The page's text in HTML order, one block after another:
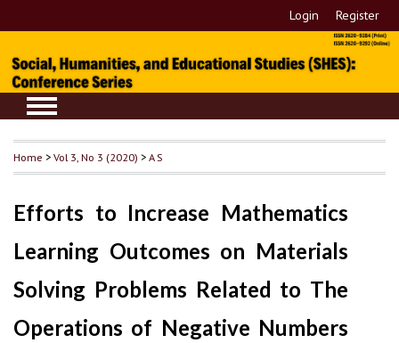
Login Register
Home >Vol 3, No 3 (2020) >A S
Efforts to Increase Mathematics
Learning Outcomes on Materials
Solving Problems Related to The
Operations of Negative Numbers